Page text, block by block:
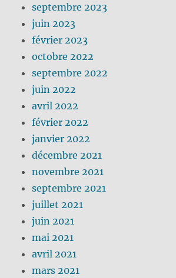
septembre 2023
juin 2023
février 2023
octobre 2022
septembre 2022
juin 2022
avril 2022
février 2022
janvier 2022
décembre 2021
novembre 2021
septembre 2021
juillet 2021
juin 2021
mai 2021
avril 2021
mars 2021